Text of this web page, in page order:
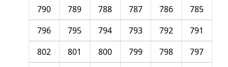
785
786
787
788
789
790
791
792
793
794
795
796
797
798
799
800
801
802